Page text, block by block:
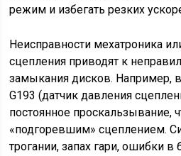
режим и избегать резких
Неисправности мехатроника
сцепления приводят к
замыкания дисков. Например,
G193 (датчик давления
постоянное проскальзывание,
«подгоревшим» сцеплением.
трогании, запах гари, ошибки в